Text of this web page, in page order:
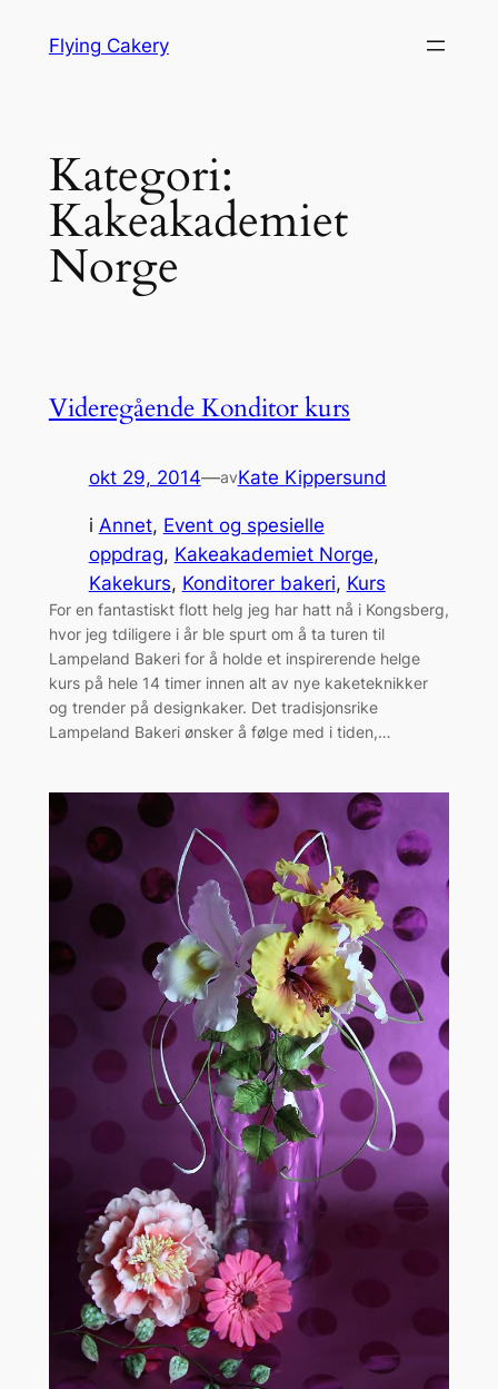
Flying Cakery
Kategori:
Kakeakademiet
Norge
Videregående Konditor kurs
okt 29, 2014—avKate Kippersund
i Annet, Event og spesielle
oppdrag, Kakeakademiet Norge
Kakekurs, Konditorer bakeri, Kurs
For en fantastiskt flott helg jeg har hatt nå i Kongsberg,
hvor jeg tdiligere i år ble spurt om å ta turen til
Lampeland Bakeri for å holde et inspirerende helge
kurs på hele 14 timer innen alt av nye kaketeknikker
og trender på designkaker. Det tradisjonsrike
Lampeland Bakeri ønsker å følge med i tiden,…